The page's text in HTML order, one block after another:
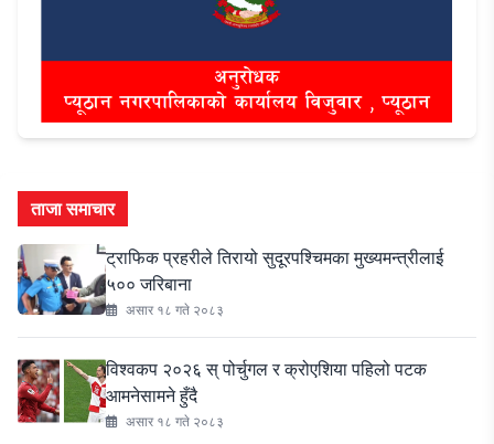
ताजा समाचार
ट्राफिक प्रहरीले तिरायो सुदूरपश्चिमका मुख्यमन्त्रीलाई
५०० जरिबाना
असार १८ गते २०८३
विश्वकप २०२६ स् पोर्चुगल र क्रोएशिया पहिलो पटक
आमनेसामने हुँदै
असार १८ गते २०८३